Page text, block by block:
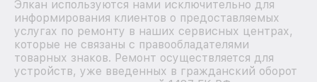
Элкан используются нами исключительно для
информирования клиентов о предоставляемых
услугах по ремонту в наших сервисных центрах,
которые не связаны с правообладателями
товарных знаков. Ремонт осуществляется для
устройств, уже введенных в гражданский оборот